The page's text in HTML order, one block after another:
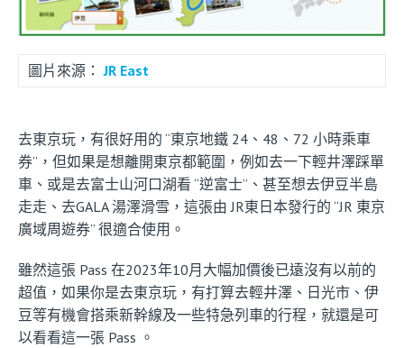
圖片來源：JR East
去東京玩，有很好用的 “東京地鐵 24、48、72 小時乘車
券”，但如果是想離開東京都範圍，例如去一下輕井澤踩單
車、或是去富士山河口湖看 “逆富士”、甚至想去伊豆半島
走走、去GALA 湯澤滑雪，這張由 JR東日本發行的 “JR 東京
廣域周遊券” 很適合使用。
雖然這張 Pass 在2023年10月大幅加價後已遠沒有以前的
超值，如果你是去東京玩，有打算去輕井澤、日光市、伊
豆等有機會搭乘新幹線及一些特急列車的行程，就還是可
以看看這一張 Pass 。